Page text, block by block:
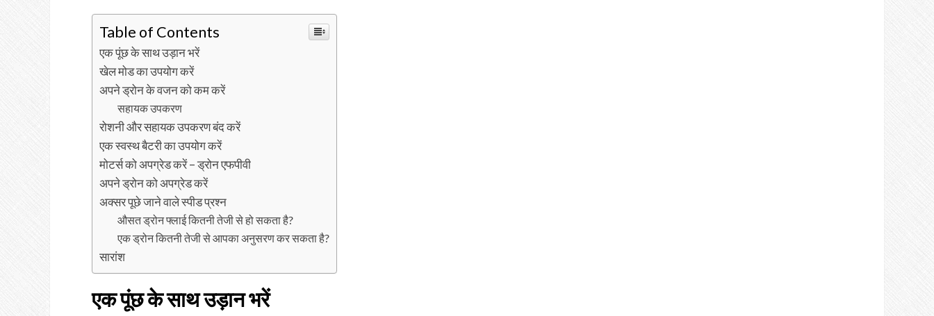
Table of Contents
एक पूंछ के साथ उड़ान भरें
खेल मोड का उपयोग करें
अपने ड्रोन के वजन को कम करें
सहायक उपकरण
रोशनी और सहायक उपकरण बंद करें
एक स्वस्थ बैटरी का उपयोग करें
मोटर्स को अपग्रेड करें – ड्रोन एफपीवी
अपने ड्रोन को अपग्रेड करें
अक्सर पूछे जाने वाले स्पीड प्रश्न
औसत ड्रोन फ्लाई कितनी तेजी से हो सकता है?
एक ड्रोन कितनी तेजी से आपका अनुसरण कर सकता है?
सारांश
एक पूंछ के साथ उड़ान भरें